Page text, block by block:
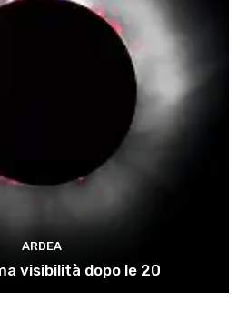
ARDEA
visibilità dopo le 20